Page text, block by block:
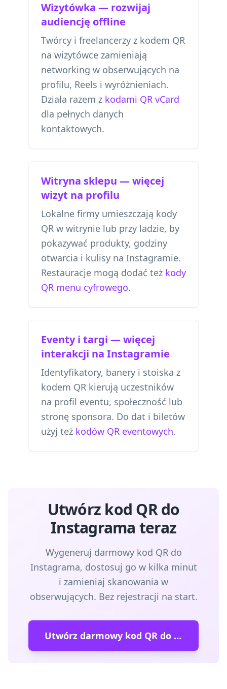
Wizytówka — rozwijaj
audiencję offline
Twórcy i freelancerzy z kodem QR
na wizytówce zamieniają
networking w obserwujących na
profilu, Reels i wyróżnieniach.
Działa razem z kodami QR vCard
dla pełnych danych
kontaktowych.
Witryna sklepu — więcej
wizyt na profilu
Lokalne firmy umieszczają kody
QR w witrynie lub przy ladzie, by
pokazywać produkty, godziny
otwarcia i kulisy na Instagramie.
Restauracje mogą dodać też kody
QR menu cyfrowego.
Eventy i targi — więcej
interakcji na Instagramie
Identyfikatory, banery i stoiska z
kodem QR kierują uczestników
na profil eventu, społeczność lub
stronę sponsora. Do dat i biletów
użyj też kodów QR eventowych.
Utwórz kod QR do
Instagrama teraz
Wygeneruj darmowy kod QR do
Instagrama, dostosuj go w kilka minut
i zamieniaj skanowania w
obserwujących. Bez rejestracji na start.
Utwórz darmowy kod QR do Instagrama